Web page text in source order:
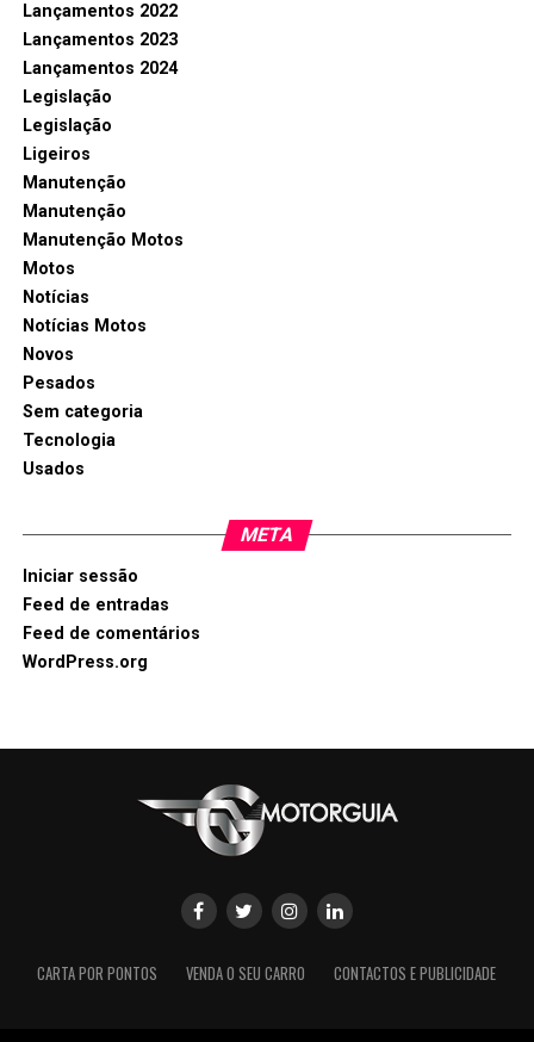
Lançamentos 2022
Lançamentos 2023
Lançamentos 2024
Legislação
Legislação
Ligeiros
Manutenção
Manutenção
Manutenção Motos
Motos
Notícias
Notícias Motos
Novos
Pesados
Sem categoria
Tecnologia
Usados
META
Iniciar sessão
Feed de entradas
Feed de comentários
WordPress.org
CARTA POR PONTOS VENDA O SEU CARRO CONTACTOS E PUBLICIDADE